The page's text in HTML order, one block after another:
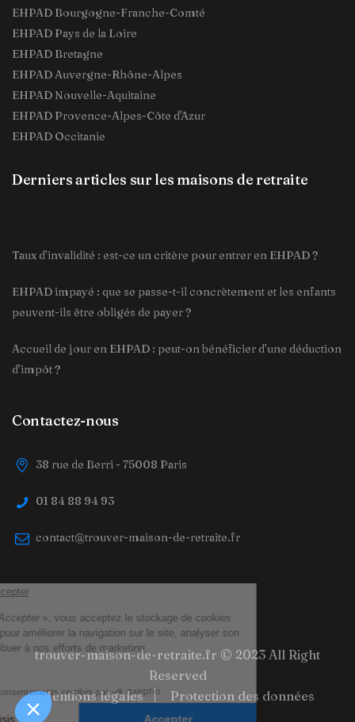
EHPAD Bourgogne-Franche-Comté
EHPAD Pays de la Loire
EHPAD Bretagne
EHPAD Auvergne-Rhône-Alpes
EHPAD Nouvelle-Aquitaine
EHPAD Provence-Alpes-Côte d'Azur
EHPAD Occitanie
Derniers articles sur les maisons de retraite
Taux d’invalidité : est-ce un critère pour entrer en EHPAD ?
EHPAD impayé : que se passe-t-il concrètement et les enfants
peuvent-ils être obligés de payer ?
Accueil de jour en EHPAD : peut-on bénéficier d’une déduction
d’impôt ?
Contactez-nous
38 rue de Berri - 75008 Paris
01 84 88 94 93
contact@trouver-maison-de-retraite.fr
trouver-maison-de-retraite.fr © 2023 All Right
Reserved
Mentions légales
Protection des données